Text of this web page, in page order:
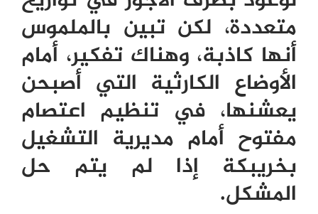
متعددة، لكن تبين بالملموس
أنها كاذبة، وهناك تفكير، أمام
الأوضاع الكارثية التي أصبحن
يعشنها، في تنظيم اعتصام
مفتوح أمام مديرية التشغيل
بخريبكة إذا لم يتم حل
المشكل.